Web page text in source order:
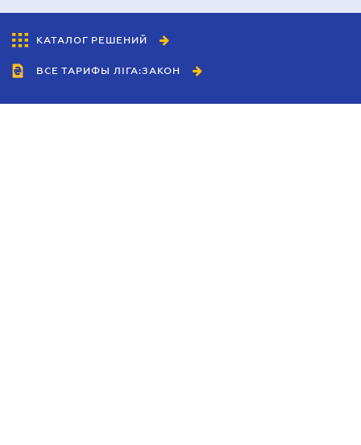
КАТАЛОГ РЕШЕНИЙ
ВСЕ ТАРИФЫ ЛІГА:ЗАКОН